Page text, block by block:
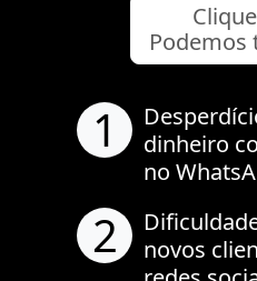
Podemos
1
dinheiro
no
2
novos